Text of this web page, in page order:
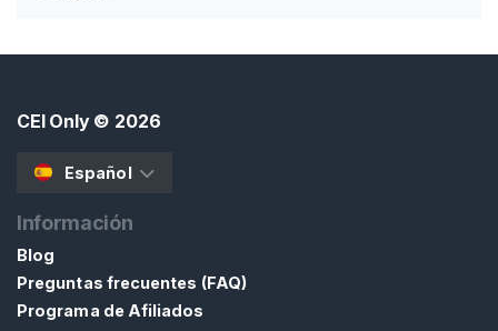
CEI Only© 2026
Español
Información
Blog
Preguntas frecuentes (FAQ)
Programa de Afiliados